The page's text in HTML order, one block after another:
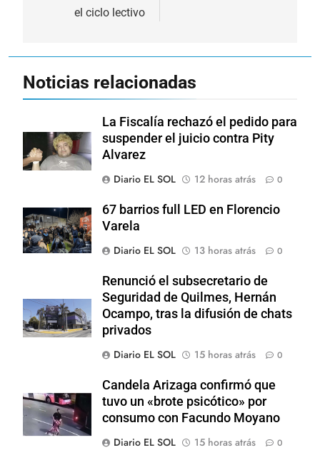
el ciclo lectivo
Noticias relacionadas
La Fiscalía rechazó el pedido para
suspender el juicio contra Pity
Alvarez
Diario EL SOL
12 horas atrás 0
67 barrios full LED en Florencio
Varela
Diario EL SOL
13 horas atrás 0
Renunció el subsecretario de
Seguridad de Quilmes, Hernán
Ocampo, tras la difusión de chats
privados
Diario EL SOL
15 horas atrás 0
Candela Arizaga confirmó que
tuvo un «brote psicótico» por
consumo con Facundo Moyano
Diario EL SOL
15 horas atrás 0